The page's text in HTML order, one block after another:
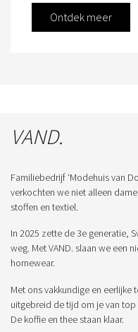
Ontdek meer
VAND.
Familiebedrijf ‘Modehuis van
verkochten we niet alleen
stoffen en textiel.
In 2025 zette de 3e generatie,
weg. Met VAND. slaan we een
homewear.
Met ons vakkundige en eerlijke
uitgebreid de tijd om je van
De koffie en thee staan klaar.